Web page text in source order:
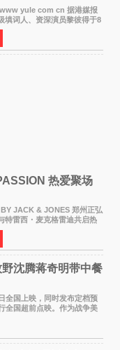
yule com cn 据港媒报
填词人、资深演员黎彼得于8
终年76岁。好友钟志光透
风后便卧床休养，身体机能
热爱聚场
JACK & JONES 郑州正弘
特雷西・麦克格雷迪共启热
日，
全国首店，于郑
NBA 传奇球星
野沈腾蒋奇明带中餐
国上映，同时发布定档预
全国超前点映。作为战争美